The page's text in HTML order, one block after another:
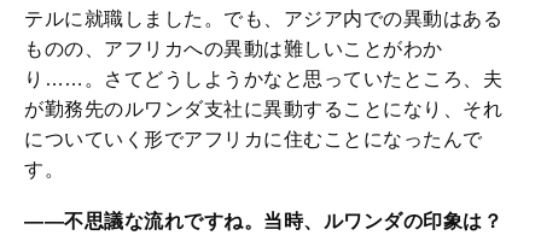
テルに就職しました。でも、アジア内での異動はある
ものの、アフリカへの異動は難しいことがわか
り……。さてどうしようかなと思っていたところ、夫
が勤務先のルワンダ支社に異動することになり、それ
についていく形でアフリカに住むことになったんで
す。
――不思議な流れですね。当時、ルワンダの印象は？